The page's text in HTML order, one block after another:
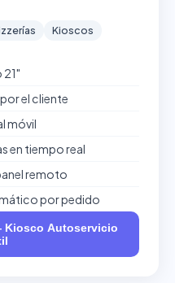
Kioscos
el cliente
móvil
en tiempo real
remoto
por pedido
Autoservicio